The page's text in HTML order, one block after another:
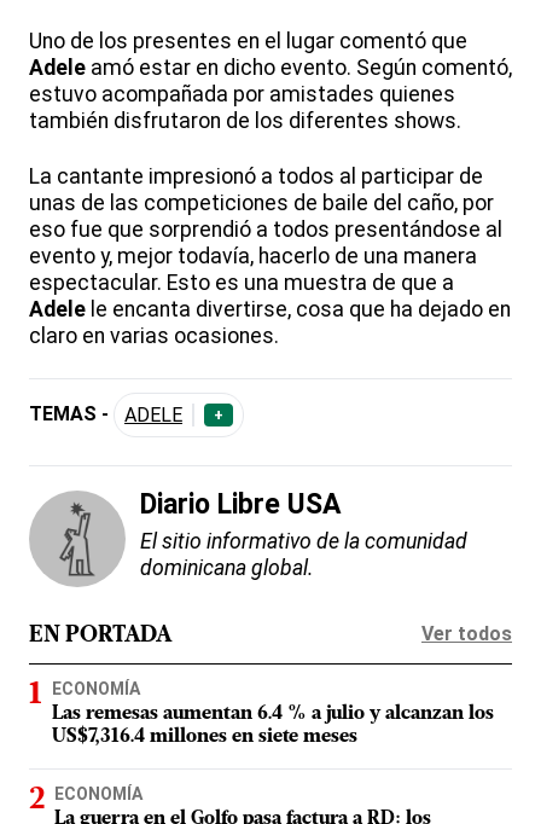
Uno de los presentes en el lugar comentó que
Adele amó estar en dicho evento. Según comentó,
estuvo acompañada por amistades quienes
también disfrutaron de los diferentes shows.
La cantante impresionó a todos al participar de
unas de las competiciones de baile del caño, por
eso fue que sorprendió a todos presentándose al
evento y, mejor todavía, hacerlo de una manera
espectacular. Esto es una muestra de que a
Adele le encanta divertirse, cosa que ha dejado en
claro en varias ocasiones.
TEMAS - ADELE +
Diario Libre USA
El sitio informativo de la comunidad
dominicana global.
EN PORTADA Ver todos
ECONOMÍA
Las remesas aumentan 6.4 % a julio y alcanzan los
US$7,316.4 millones en siete meses
ECONOMÍA
La guerra en el Golfo pasa factura a RD: los